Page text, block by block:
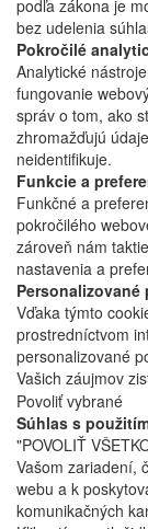
podľa zákona je
bez udelenia
Pokročilé
Analytické
fungovanie
správ o tom, ako
zhromažďujú
neidentifikuje.
Funkcie a
Funkčné a
pokročilého
zároveň nám
nastavenia a
Personalizované
Vďaka týmto
prostredníctvom
personalizované
Vašich záujmov
Povoliť vybrané
Súhlas s
"POVOLIŤ
Vašom zariadení,
webu a k
komunikačných